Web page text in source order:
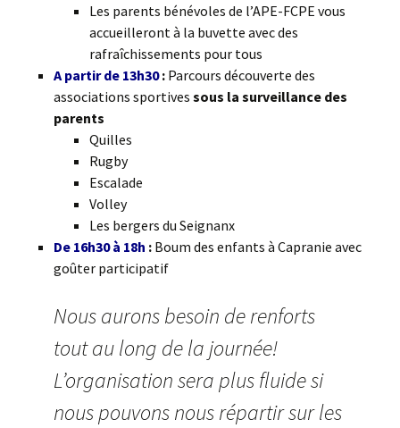
Les parents bénévoles de l’APE-FCPE vous
accueilleront à la buvette avec des
rafraîchissements pour tous
A partir de 13h30: Parcours découverte des
associations sportives sous la surveillance des
parents
Quilles
Rugby
Escalade
Volley
Les bergers du Seignanx
De 16h30 à 18h : Boum des enfants à Capranie avec
goûter participatif
Nous aurons besoin de renforts
tout au long de la journée!
L’organisation sera plus fluide si
nous pouvons nous répartir sur les